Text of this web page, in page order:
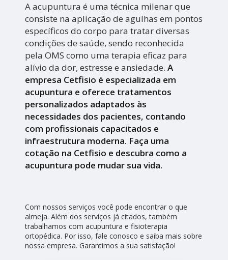
A acupuntura é uma técnica milenar que
consiste na aplicação de agulhas em pontos
específicos do corpo para tratar diversas
condições de saúde, sendo reconhecida
pela OMS como uma terapia eficaz para
alívio da dor, estresse e ansiedade.A
empresa Cetfisio é especializada em
acupuntura e oferece tratamentos
personalizados adaptados às
necessidades dos pacientes, contando
com profissionais capacitados e
infraestrutura moderna. Faça uma
cotação na Cetfisio e descubra como a
acupuntura pode mudar sua vida.
Com nossos serviços você pode encontrar o que
almeja. Além dos serviços já citados, também
trabalhamos com acupuntura e fisioterapia
ortopédica. Por isso, fale conosco e saiba mais sobre
nossa empresa. Garantimos a sua satisfação!